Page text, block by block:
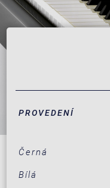
PROVEDENÍ
Černá
Bílá